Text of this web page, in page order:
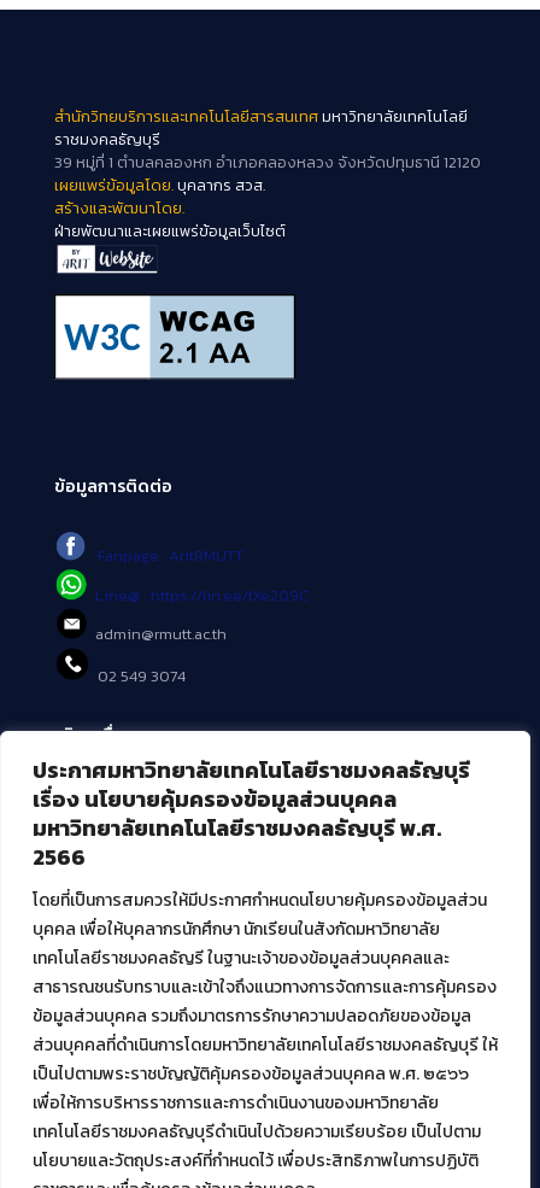
ประกาศมหาวิทยาลัยเทคโนโลยีราชมงคลธัญบุรี
เรื่อง นโยบายคุ้มครองข้อมูลส่วนบุคคล
มหาวิทยาลัยเทคโนโลยีราชมงคลธัญบุรี พ.ศ.
2566
โดยที่เป็นการสมควรให้มีประกาศกำหนดนโยบายคุ้มครองข้อมูลส่วน
บุคคล เพื่อให้บุคลากรนักศึกษา นักเรียนในสังกัดมหาวิทยาลัย
เทคโนโลยีราชมงคลธัญรี ในฐานะเจ้าของข้อมูลส่วนบุคคลและ
สาธารณชนรับทราบและเข้าใจถึงแนวทางการจัดการและการคุ้มครอง
ข้อมูลส่วนบุคคล รวมถึงมาตรการรักษาความปลอดภัยของข้อมูล
ส่วนบุคคลที่ดำเนินการโดยมหาวิทยาลัยเทคโนโลยีราชมงคลธัญบุรี ให้
เป็นไปตามพระราชบัญญัติคุ้มครองข้อมูลส่วนบุคคล พ.ศ. ๒๕๖๖
เพื่อให้การบริหารราชการและการดำเนินงานของมหาวิทยาลัย
เทคโนโลยีราชมงคลธัญบุรีดำเนินไปด้วยความเรียบร้อย เป็นไปตาม
นโยบายและวัตถุประสงค์ที่กำหนดไว้ เพื่อประสิทธิภาพในการปฏิบัติ
สำนักวิทยบริการและเทคโนโลยีสารสนเทศมหาวิทยาลัยเทคโนโลยี
ราชมงคลธัญบุรี
39 หมู่ที่ 1 ตำบลคลองหก อำเภอคลองหลวง จังหวัดปทุมธานี 12120
เผยแพร่ข้อมูลโดย.บุคลากร สวส.
สร้างและพัฒนาโดย.
ฝ่ายพัฒนาและเผยแพร่ข้อมูลเว็บไซต์
ข้อมูลการติดต่อ
Fanpage : AritRMUTT
Line@ : https://lin.ee/tXe209C
admin@rmutt.ac.th
02 549 3074
บริการอื่นๆ ของ สวส.
ศูนย์สื่อดิจิทัล
ศูนย์นวัตกรรมและความรู้
ศูนย์พัฒนาและบริการนวัตกรรมดิจิทัล
สมัยใหม่ (MoSeC)
งานบริการวิชาการให้กับหน่วยงานภายนอก
โครงการส่งเสริมและพัฒนาผู้ประกอบการ SME โดย. มทร.ธัญบุรี
กิจกรรมการเชื่อมโยงเครือข่ายผู้ให้บริการเครื่องจักรกลทางการ
เกษตร ภายใต้โครงการส่งเสริมการรแปรรูปสินค้าเกษตรระดับชุมชน
กรมส่งเสริมอุตสาหกรรม
โครงการยกระดับเศรษฐกิจและสังคมรายตำบลแบบบูรณาการ (1
ตำบล 1 มหาวิทยาลัย)